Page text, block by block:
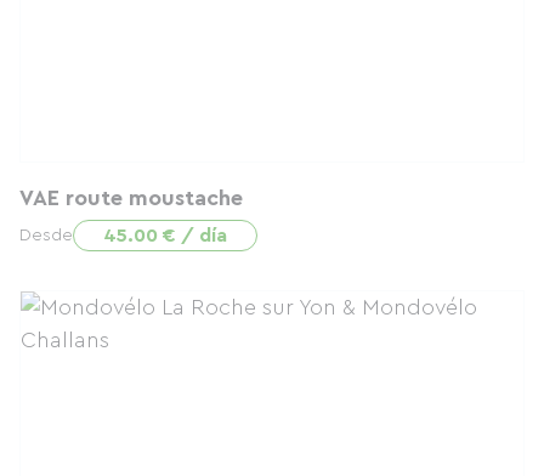
VAE route moustache
Desde 45.00 € / día